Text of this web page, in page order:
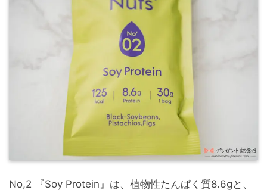
No,2 『Soy Protein』は、植物性たんぱく質8.6gと、